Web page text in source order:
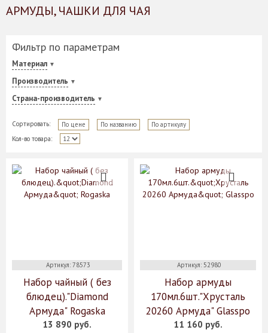
АРМУДЫ, ЧАШКИ ДЛЯ ЧАЯ
Фильтр по параметрам
Материал
Производитель
Страна-производитель
Сортировать: По цене По названию
По артикулу
Кол-во товара:
Артикул: 78573
Набор чайный ( без
блюдец)."Diamond
Армуда" Rogaska
13 890 руб.
Артикул: 52980
Набор армуды
170мл.6шт."Хрусталь
20260 Армуда" Glasspo
11 160 руб.